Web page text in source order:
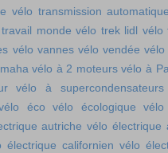
vélo transmission
monde vélo trek lidl vélo
vélo vannes vélo vendée vélo
vélo à 2 moteurs vélo à
vélo à supercondensateurs
éco vélo écologique
autriche vélo électrique
électrique californien vélo